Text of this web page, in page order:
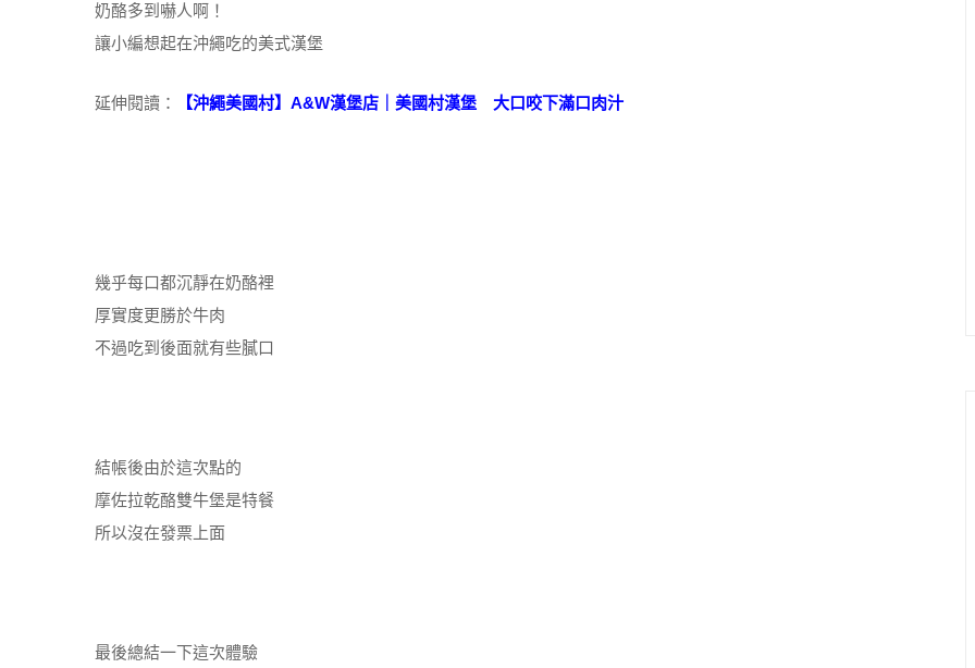
奶酪多到嚇人啊！
讓小編想起在沖繩吃的美式漢堡
延伸閱讀： 【沖繩美國村】A&W漢堡店｜美國村漢堡 大口咬下滿口肉汁
幾乎每口都沉靜在奶酪裡
厚實度更勝於牛肉
不過吃到後面就有些膩口
結帳後由於這次點的
摩佐拉乾酪雙牛堡是特餐
所以沒在發票上面
最後總結一下這次體驗